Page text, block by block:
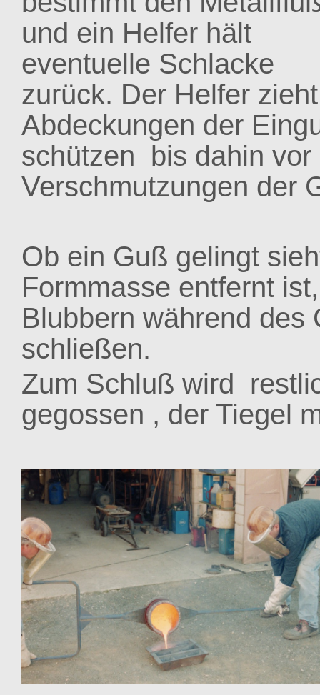
und ein Helfer hält
eventuelle Schlacke
zurück. Der Helfer
Abdeckungen der
schützen bis dahin vor
Verschmutzungen der
Ob ein Guß gelingt
Formmasse entfernt
Blubbern während des
schließen.
Zum Schluß wird
gegossen , der Tiegel